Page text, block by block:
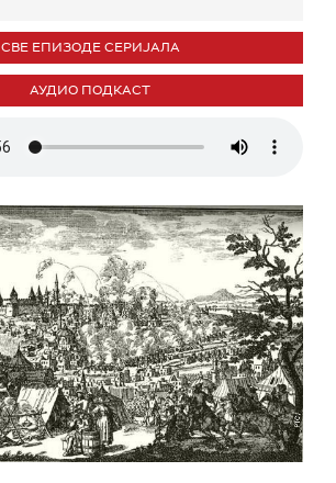
СВЕ ЕПИЗОДЕ СЕРИЈАЛА
АУДИО ПОДКАСТ